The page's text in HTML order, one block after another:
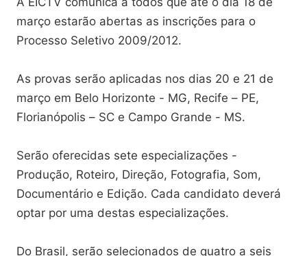
março estarão abertas as inscrições para o
Processo Seletivo 2009/2012.
As provas serão aplicadas nos dias 20 e 21 de
março em Belo Horizonte - MG, Recife – PE,
Florianópolis – SC e Campo Grande - MS.
Serão oferecidas sete especializações -
Produção, Roteiro, Direção, Fotografia, Som,
Documentário e Edição. Cada candidato deverá
optar por uma destas especializações.
Do Brasil, serão selecionados de quatro a seis